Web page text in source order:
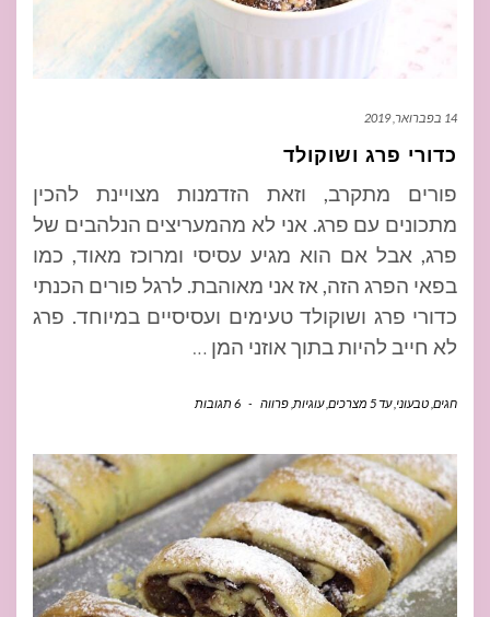
14 בפברואר, 2019
כדורי פרג ושוקולד
פורים מתקרב, וזאת הזדמנות מצויינת להכין
מתכונים עם פרג. אני לא מהמעריצים הנלהבים של
פרג, אבל אם הוא מגיע עסיסי ומרוכז מאוד, כמו
בפאי הפרג הזה, אז אני מאוהבת. לרגל פורים הכנתי
כדורי פרג ושוקולד טעימים ועסיסיים במיוחד. פרג
לא חייב להיות בתוך אוזני המן …
חגים טבעוני ,עד 5 מצרכים ,עוגיות פרווה - 6 תגובות